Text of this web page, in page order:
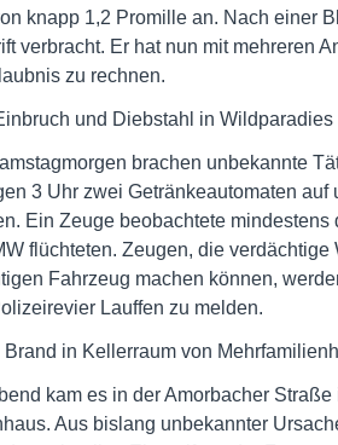
knapp 1,2 Promille an. Nach einer
verbracht. Er hat nun mit mehreren
zu rechnen.
und Diebstahl in Wildparadies
brachen unbekannte
3 Uhr zwei Getränkeautomaten
Ein Zeuge beobachtete
flüchteten. Zeugen, die
Fahrzeug machen können,
Lauffen zu melden.
Brand in Kellerraum von
kam es in der Amorbacher
Aus bislang unbekannter